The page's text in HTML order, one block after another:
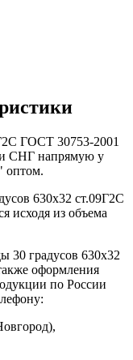
ГОСТ 30753-2001
и СНГ напрямую у
оптом.
630х32 ст.09Г2С
исходя из объема
30 градусов 630х32
оформления
по России